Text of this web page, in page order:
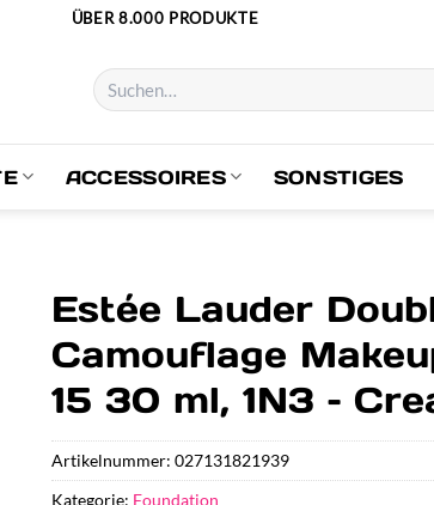
ÜBER 8.000 PRODUKTE
Suchen
nach:
ACCESSOIRES SONSTIGES
Estée Lauder
Camouflage
15 30 ml, 1N3 –
Artikelnummer: 027131821939
Kategorie: Foundation